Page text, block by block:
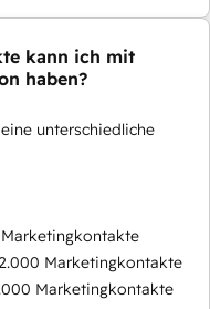
kann ich mit
haben?
unterschiedliche
Marketingkontakte
Marketingkontakte